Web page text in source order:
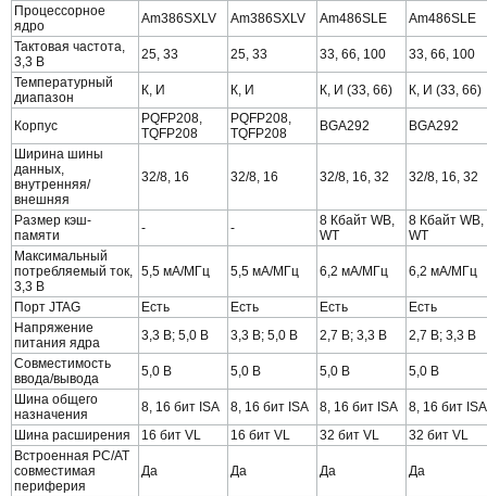
Процессорное
ядро
Am386SXLV Am386SXLV Am486SLE
Am486SLE
Тактовая частота,
3,3 В
25, 33 25, 33 33, 66, 100
33, 66, 100
Температурный
диапазон
К, И К, И К, И (33, 66) К, И (33, 66)
Корпус
PQFP208,
TQFP208
PQFP208,
TQFP208
BGA292
BGA292
Ширина шины
данных,
внутренняя/
внешняя
32/8, 16 32/8, 16 32/8, 16, 32 32/8, 16, 32
Размер кэш-
памяти
- -
8 Кбайт WB,
WT
8 Кбайт WB,
WT
Максимальный
потребляемый ток,
3,3 В
5,5 мА/МГц 5,5 мА/МГц 6,2 мА/МГц 6,2 мА/МГц
Порт JTAG Есть Есть Есть
Есть
Напряжение
питания ядра
3,3 В; 5,0 В 3,3 В; 5,0 В 2,7 В; 3,3 В
2,7 В; 3,3 В
Совместимость
ввода/вывода
5,0 В 5,0 В 5,0 В
5,0 В
Шина общего
назначения
8, 16 бит ISA 8, 16 бит ISA 8, 16 бит ISA
8, 16 бит ISA
Шина расширения
16 бит VL 16 бит VL 32 бит VL
32 бит VL
Встроенная PC/AT
совместимая
периферия
Да Да Да Да